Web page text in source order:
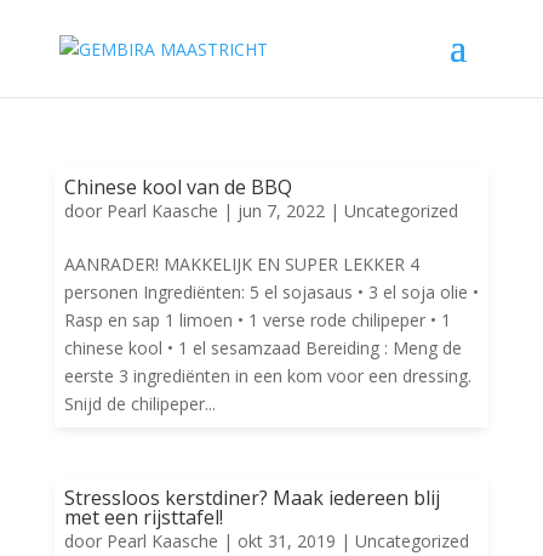
Chinese kool van de BBQ
door Pearl Kaasche | jun 7, 2022| Uncategorized
AANRADER! MAKKELIJK EN SUPER LEKKER 4
personen Ingrediënten: 5 el sojasaus • 3 el soja olie •
Rasp en sap 1 limoen • 1 verse rode chilipeper • 1
chinese kool • 1 el sesamzaad Bereiding : Meng de
eerste 3 ingrediënten in een kom voor een dressing.
Snijd de chilipeper...
Stressloos kerstdiner? Maak iedereen blij
met een rijsttafel!
door Pearl Kaasche | okt 31, 2019 | Uncategorized